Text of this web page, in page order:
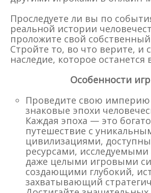
Проследуете ли вы по
реальной истории
проложите свой собственный
Стройте то, во что верите, и
наследие, которое останется
Особенности
Проведите свою империю
знаковые эпохи
Каждая эпоха — это
путешествие с
цивилизациями,
ресурсами,
даже целыми игровыми
создающими глубокий,
захватывающий